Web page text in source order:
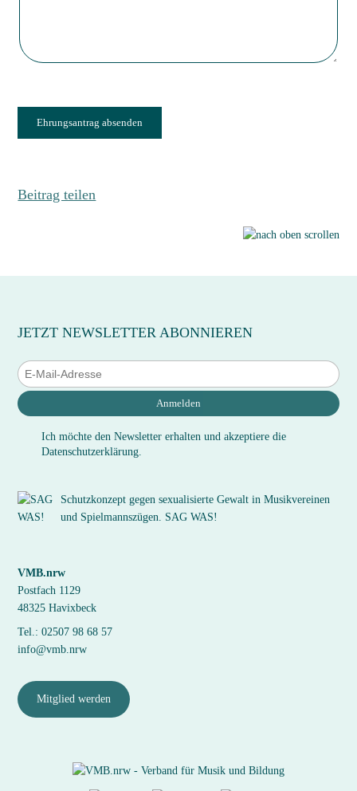
Ehrungsantrag absenden
Beitrag teilen
JETZT NEWSLETTER ABONNIEREN
Anmelden
Ich möchte den Newsletter erhalten und akzeptiere die
Datenschutzerklärung.
Schutzkonzept gegen sexualisierte Gewalt in Musikvereinen
und Spielmannszügen. SAG WAS!
VMB.nrw
Postfach 1129
48325 Havixbeck
Tel.: 02507 98 68 57
info@vmb.nrw
Mitglied werden